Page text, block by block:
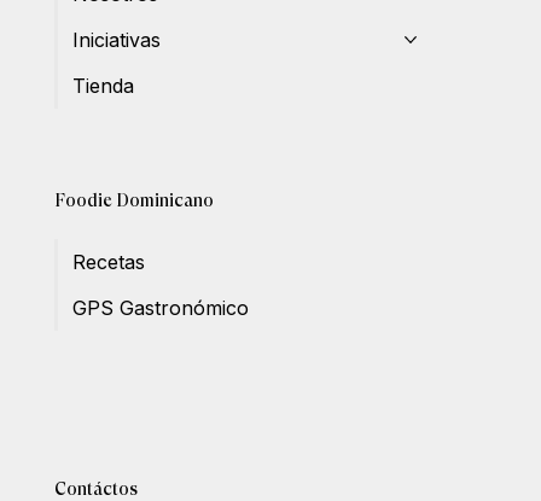
Iniciativas
Tienda
Foodie Dominicano
Recetas
GPS Gastronómico
Contáctos